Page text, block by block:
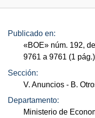
Publicado en:
«BOE» núm. 192,
9761 a 9761 (1 pág.)
Sección:
V. Anuncios - B.
Departamento:
Ministerio de